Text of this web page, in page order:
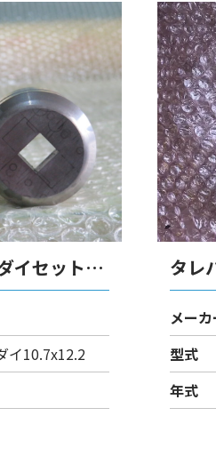
イセット
イ10.7x12.2
タレ
（シ
メーカ
型式
年式